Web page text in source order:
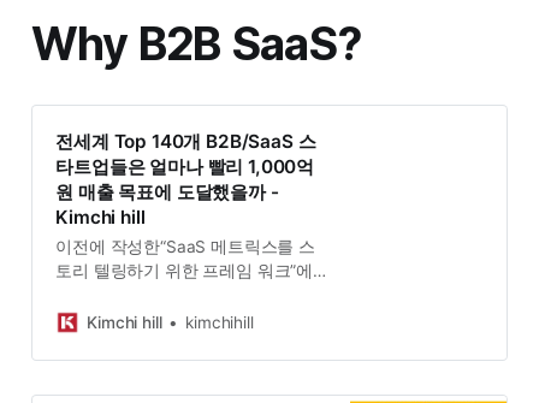
Why B2B SaaS?
전세계 Top 140개 B2B/SaaS 스
타트업들은 얼마나 빨리 1,000억
원 매출 목표에 도달했을까 -
Kimchi hill
이전에 작성한“SaaS 메트릭스를 스
토리 텔링하기 위한 프레임 워크”에
B2B/SaaS 스타트업의 첫 번째 중요
English reader, please click this link
to continue with [Path to $100m of
Kimchi hill kimchihill